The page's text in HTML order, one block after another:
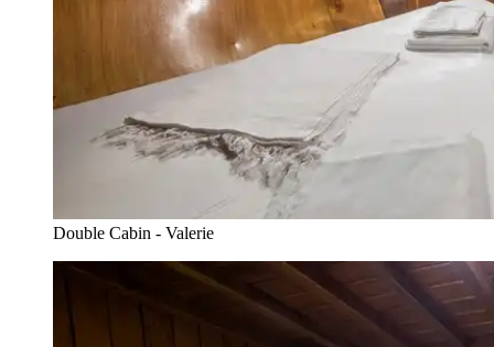
Double Cabin - Valerie